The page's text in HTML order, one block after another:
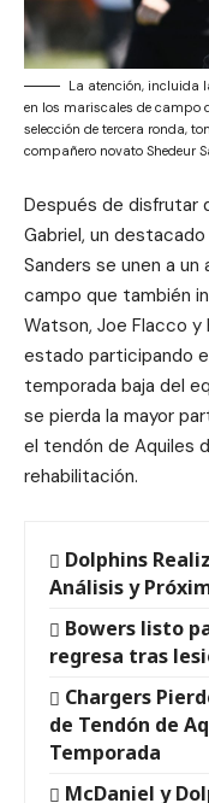
La atención, incluida
en los mariscales de campo
selección de tercera ronda,
compañero novato Shedeur
Después de disfrutar
Gabriel, un destacado
Sanders se unen a
campo que también
Watson, Joe Flacco
estado participando
temporada baja del
se pierda la mayor
el tendón de Aquiles
rehabilitación.
Dolphins
Análisis y
Bowers listo
regresa tras
Chargers
de Tendón de
Temporada
McDaniel y